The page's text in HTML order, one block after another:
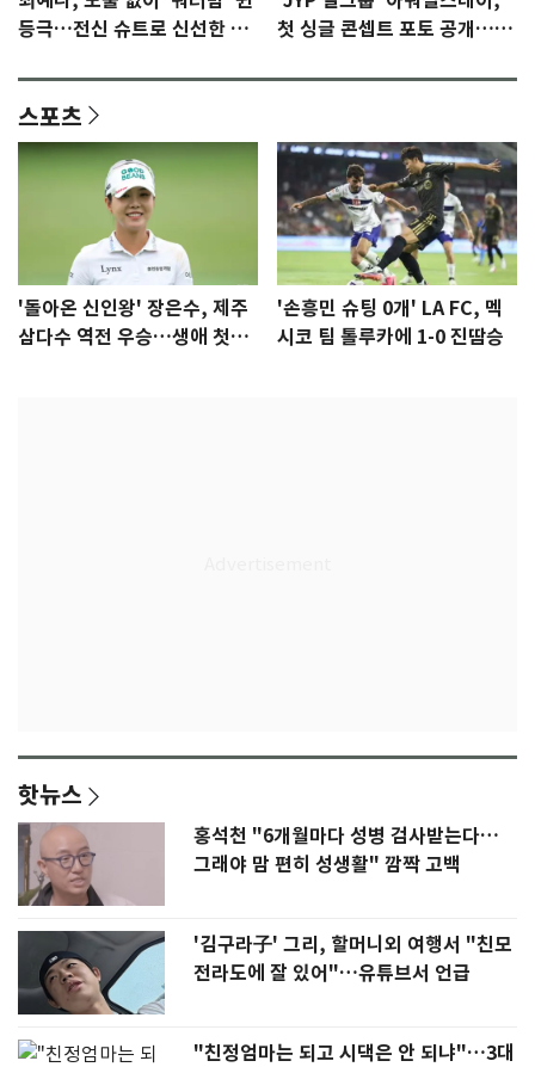
등극…전신 슈트로 신선한 충
첫 싱글 콘셉트 포토 공개…청
스포츠
'돌아온 신인왕' 장은수, 제주
삼다수 역전 우승…생애 첫승
'손흥민 슈팅 0개' LA FC, 멕
시코 팀 톨루카에 1-0 진땀승
핫뉴스
홍석천 "6개월마다 성병 검사받는다…
그래야 맘 편히 성생활" 깜짝 고백
'김구라子' 그리, 할머니외 여행서 "친모
전라도에 잘 있어"…유튜브서 언급
"친정엄마는 되고 시댁은 안 되냐"…3대